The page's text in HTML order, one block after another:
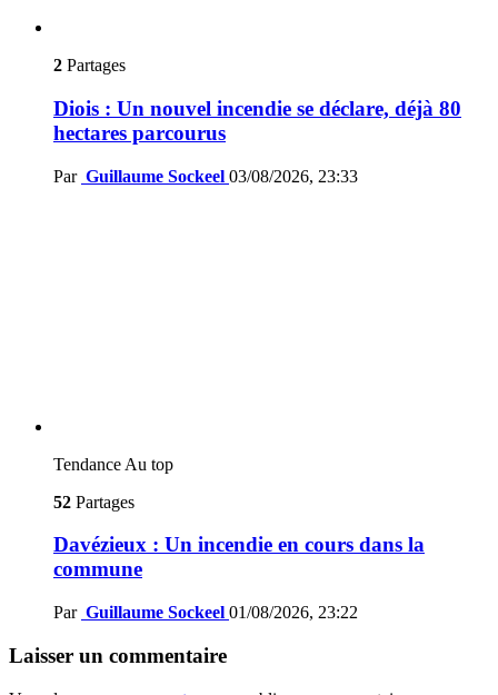
2 Partages
Diois : Un nouvel incendie se déclare, déjà 80
hectares parcourus
Par Guillaume Sockeel 03/08/2026, 23:33
Tendance Au top
52 Partages
Davézieux : Un incendie en cours dans la
commune
Par Guillaume Sockeel 01/08/2026, 23:22
Laisser un commentaire